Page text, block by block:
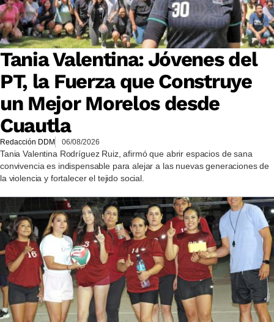
Tania Valentina: Jóvenes del
PT, la Fuerza que Construye
un Mejor Morelos desde
Cuautla
Redacción DDM 06/08/2026
Tania Valentina Rodríguez Ruiz, afirmó que abrir espacios de sana
convivencia es indispensable para alejar a las nuevas generaciones de
la violencia y fortalecer el tejido social.